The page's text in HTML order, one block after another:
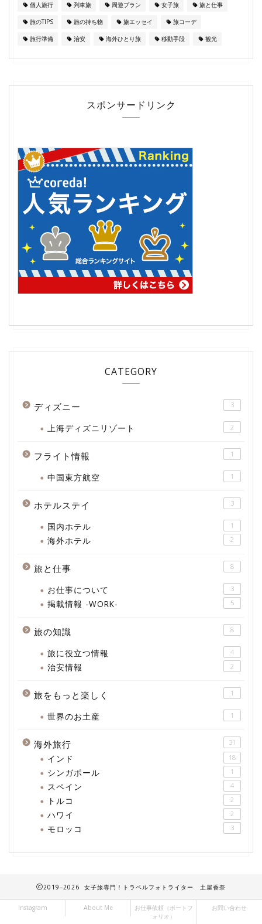
個人旅行 列車旅 周遊プラン 女子旅 旅と仕事
旅のTIPS 旅の持ち物 旅エッセイ 旅コーデ
旅行準備 治安 海外ひとり旅 移動手段 観光
スポンサードリンク
CATEGORY
ディズニー 3
上海ディズニリゾート 2
フライト情報 1
中国東方航空 1
ホテルステイ 3
国内ホテル 1
海外ホテル 2
旅と仕事 8
お仕事について 3
掲載情報 -WORK- 5
旅の知識 8
旅に役立つ情報 4
治安情報 2
旅をもっと楽しく 1
世界のお土産 1
海外旅行 31
インド 18
シンガポール 1
スペイン 4
トルコ 2
ハワイ 2
モロッコ 3
2019–2026 女子旅専門！トラベルフォトライター 土屋香奈
Instagram About Me
お仕事依頼（ポートフ
ォリオ）
お問い合わせ